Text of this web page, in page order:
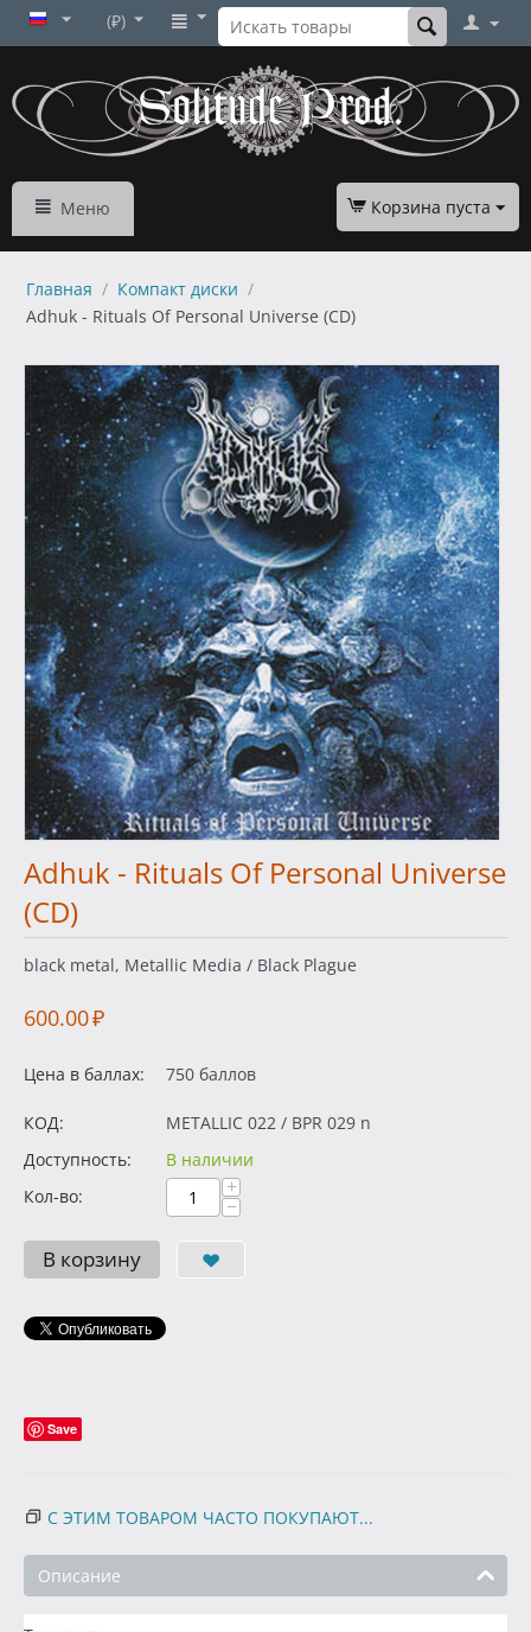
(₽)
Меню Корзина пуста
Главная / Компакт диски /
Adhuk - Rituals Of Personal Universe (CD)
Adhuk - Rituals Of Personal Universe
(CD)
black metal, Metallic Media / Black Plague
600.00₽
Цена в баллах: 750 баллов
КОД:
METALLIC 022 / BPR 029 n
Доступность:
В наличии
Кол-во:
+
−
В корзину
Save
С ЭТИМ ТОВАРОМ ЧАСТО ПОКУПАЮТ...
Описание